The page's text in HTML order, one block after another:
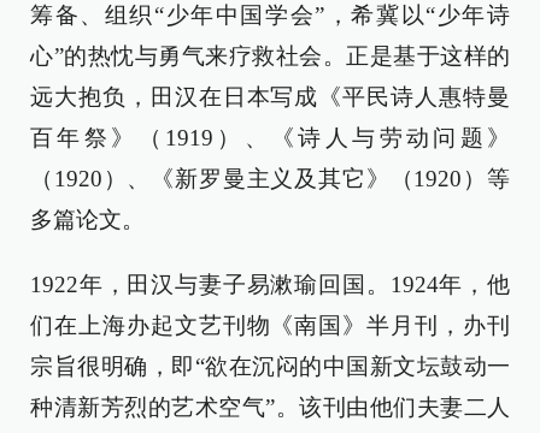
筹备、组织“少年中国学会”，希冀以“少年诗
心”的热忱与勇气来疗救社会。正是基于这样的
远大抱负，田汉在日本写成《平民诗人惠特曼
百年祭》（1919）、《诗人与劳动问题》
（1920）、《新罗曼主义及其它》（1920）等
多篇论文。
1922年，田汉与妻子易漱瑜回国。1924年，他
们在上海办起文艺刊物《南国》半月刊，办刊
宗旨很明确，即“欲在沉闷的中国新文坛鼓动一
种清新芳烈的艺术空气”。该刊由他们夫妻二人